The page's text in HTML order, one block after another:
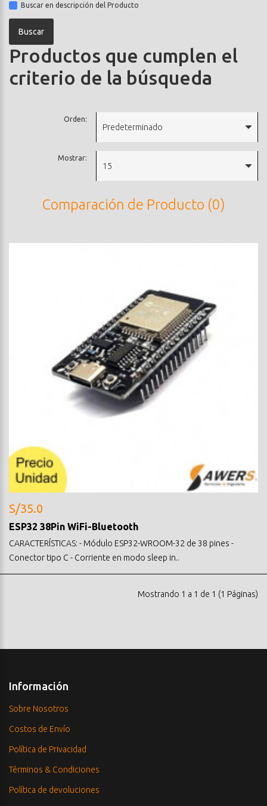
Buscar en descripción del Producto
Productos que cumplen el
criterio de la búsqueda
Orden:
Predeterminado
Mostrar:
15
Comparación de Producto (0)
S/35.0
ESP32 38Pin WiFi-Bluetooth
CARACTERÍSTICAS: - Módulo ESP32-WROOM-32 de 38 pines -
Conector tipo C - Corriente en modo sleep in..
Mostrando 1 a 1 de 1 (1 Páginas)
Información
Sobre Nosotros
Costos de Envío
Política de Privacidad
Términos & Condiciones
Política de devoluciones